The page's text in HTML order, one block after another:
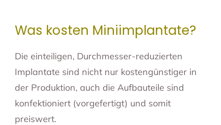
Was kosten Miniimplantate?
Die einteiligen, Durchmesser-reduzierten
Implantate sind nicht nur kostengünstiger in
der Produktion, auch die Aufbauteile sind
konfektioniert (vorgefertigt) und somit
preiswert.